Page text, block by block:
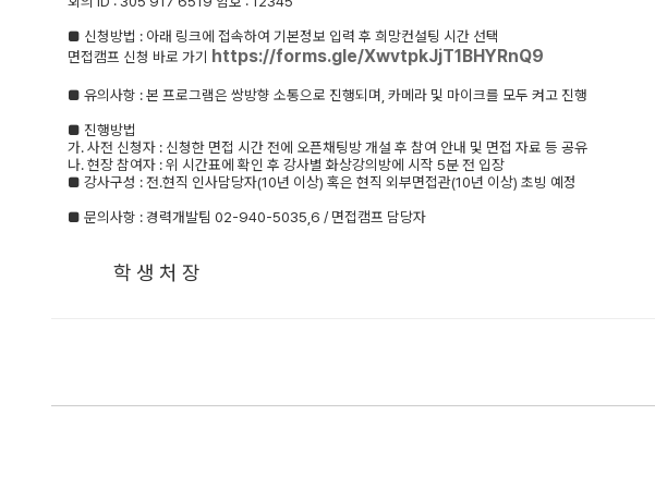
■ 신청방법 : 아래 링크에 접속하여 기본정보 입력 후 희망컨설팅 시간 선택
면접캠프 신청 바로 가기 https://forms.gle/XwvtpkJjT1BHYRnQ9
■ 유의사항 :본 프로그램은 쌍방향 소통으로 진행되며 카메라 및 마이크를 모두 켜고 진행
■ 진행방법
가.사전 신청자 : 신청한 면접 시간 전에 오픈채팅방 개설 후 참여 안내 및 면접 자료 등 공유
나.현장 참여자 :위 시간표에 확인 후 강사별 화상강의방에 시작 5분 전 입장
■ 강사구성 :전.현직 인사담당자(10년 이상) 혹은 현직 외부면접관(10년 이상) 초빙 예정
■ 문의사항 :경력개발팀 02-940-5035,6 / 면접캠프 담당자
학 생 처 장